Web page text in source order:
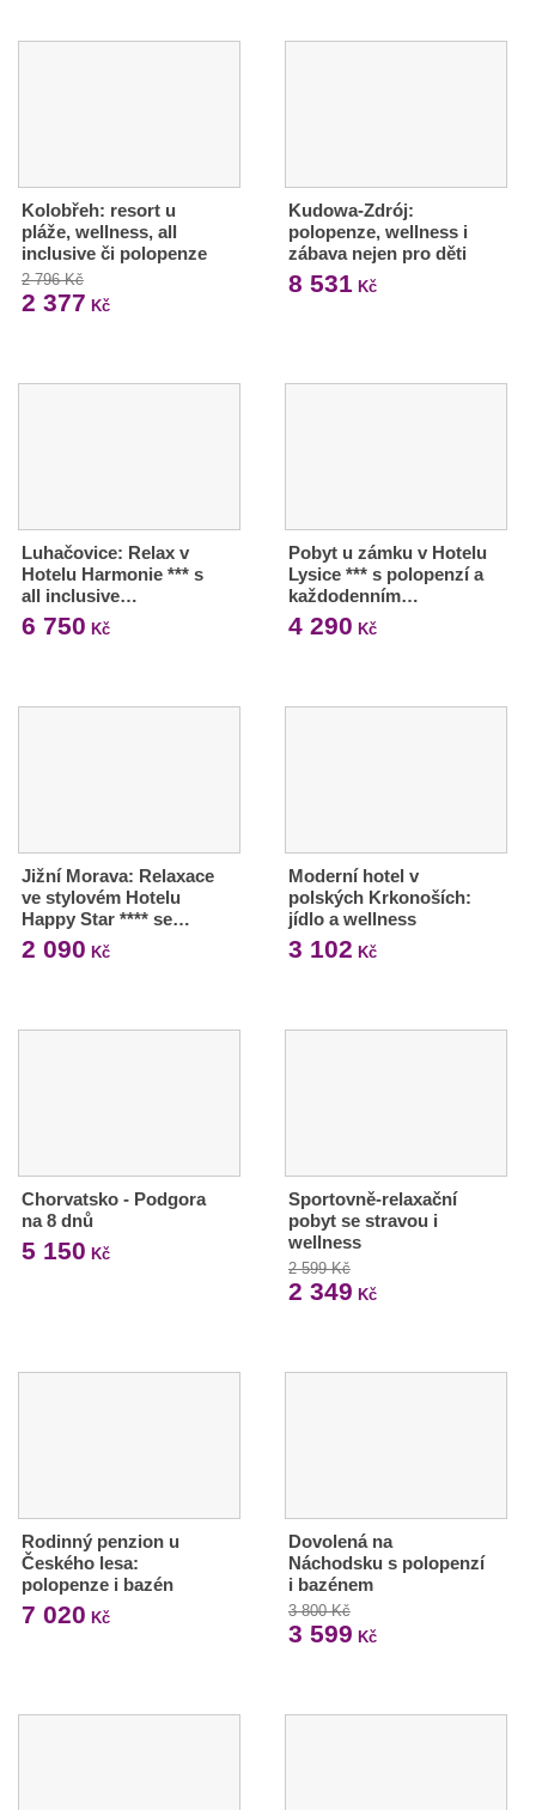
Kolobřeh: resort u
pláže, wellness, all
inclusive či polopenze
2 796 Kč
2 377 Kč
Kudowa-Zdrój:
polopenze, wellness i
zábava nejen pro děti
8 531 Kč
Luhačovice: Relax v
Hotelu Harmonie *** s
all inclusive…
6 750 Kč
Pobyt u zámku v Hotelu
Lysice *** s polopenzí a
každodenním…
4 290 Kč
Jižní Morava: Relaxace
ve stylovém Hotelu
Happy Star **** se…
2 090 Kč
Moderní hotel v
polských Krkonoších:
jídlo a wellness
3 102 Kč
Chorvatsko - Podgora
na 8 dnů
5 150 Kč
Sportovně-relaxační
pobyt se stravou i
wellness
2 599 Kč
2 349 Kč
Rodinný penzion u
Českého lesa:
polopenze i bazén
7 020 Kč
Dovolená na
Náchodsku s polopenzí
i bazénem
3 800 Kč
3 599 Kč